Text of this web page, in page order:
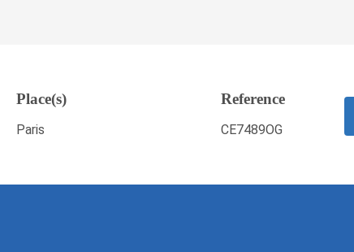
APPLY NOW
Place(s)
Paris
Reference
CE7489OG